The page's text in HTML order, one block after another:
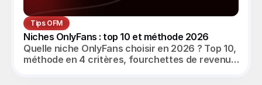
Tips OFM
Niches OnlyFans : top 10 et méthode 2026
Quelle niche OnlyFans choisir en 2026 ? Top 10,
méthode en 4 critères, fourchettes de revenus